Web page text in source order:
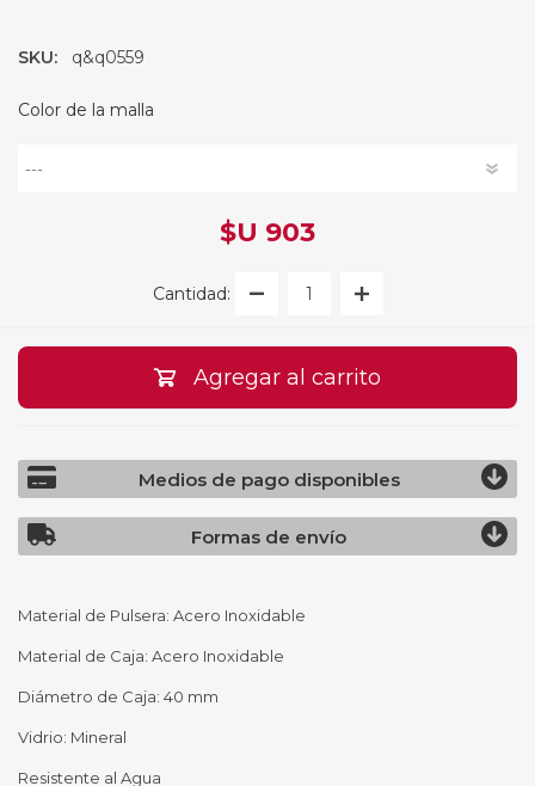
SKU: q&q0559
Color de la malla
$U 903
Cantidad:
Agregar al carrito
Medios de pago disponibles
Formas de envío
Material de Pulsera: Acero Inoxidable
Material de Caja: Acero Inoxidable
Diámetro de Caja: 40 mm
Vidrio: Mineral
Resistente al Agua